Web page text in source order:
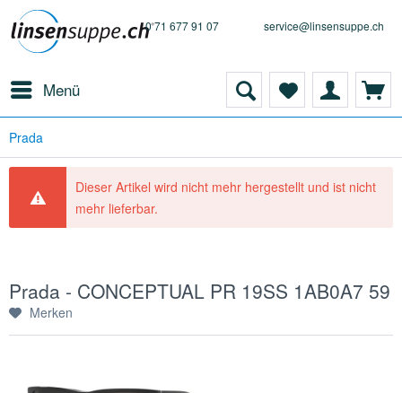
0 71 677 91 07 service@linsensuppe.ch
Menü
Prada
Dieser Artikel wird nicht mehr hergestellt und ist nicht
mehr lieferbar.
Prada - CONCEPTUAL PR 19SS 1AB0A7 59
Merken